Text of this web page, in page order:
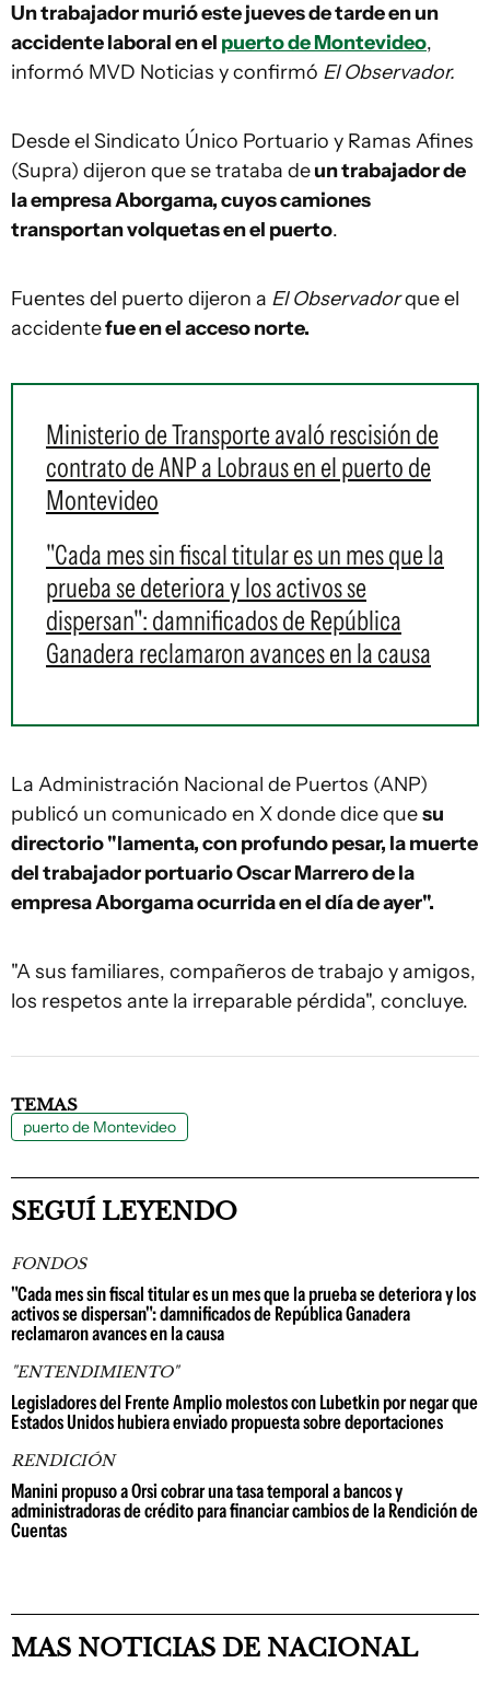
Un trabajador murió este jueves de tarde en un
accidente laboral en el puerto de Montevideo,
informó MVD Noticias y confirmó El Observador.
Desde el Sindicato Único Portuario y Ramas Afines
(Supra) dijeron que se trataba deun trabajador de
la empresa Aborgama, cuyos camiones
transportan volquetas en el puerto.
Fuentes del puerto dijeron a El Observadorque el
accidentefue en el acceso norte.
Ministerio de Transporte avaló rescisión de
contrato de ANP a Lobraus en el puerto de
Montevideo
"Cada mes sin fiscal titular es un mes que la
prueba se deteriora y los activos se
dispersan": damnificados de República
Ganadera reclamaron avances en la causa
La Administración Nacional de Puertos (ANP)
publicó un comunicado en X donde dice quesu
directorio "lamenta, con profundo pesar, la muerte
del trabajador portuario Oscar Marrero de la
empresa Aborgama ocurrida en el día de ayer".
"A sus familiares, compañeros de trabajo y amigos,
los respetos ante la irreparable pérdida", concluye.
TEMAS
puerto de Montevideo
SEGUÍ LEYENDO
FONDOS
"Cada mes sin fiscal titular es un mes que la prueba se deteriora y los
activos se dispersan": damnificados de República Ganadera
reclamaron avances en la causa
"ENTENDIMIENTO"
Legisladores del Frente Amplio molestos con Lubetkin por negar que
Estados Unidos hubiera enviado propuesta sobre deportaciones
RENDICIÓN
Manini propuso a Orsi cobrar una tasa temporal a bancos y
administradoras de crédito para financiar cambios de la Rendición de
Cuentas
MAS NOTICIAS DE NACIONAL